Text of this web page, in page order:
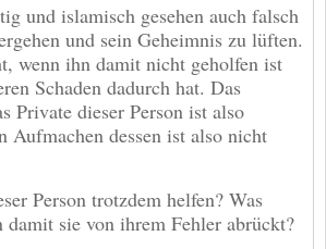
und islamisch gesehen auch falsch
und sein Geheimnis zu lüften.
wenn ihn damit nicht geholfen ist
Schaden dadurch hat. Das
Private dieser Person ist also
Aufmachen dessen ist also nicht
Person trotzdem helfen? Was
damit sie von ihrem Fehler abrückt?